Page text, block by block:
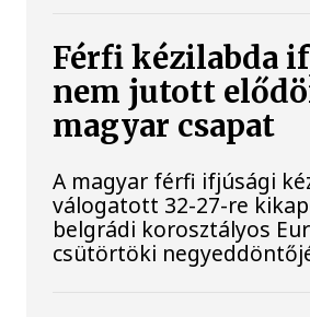
Férfi kézilabda
nem jutott
magyar csapat
A magyar férfi ifjúsági
válogatott 32-27-re
belgrádi korosztályos
csütörtöki